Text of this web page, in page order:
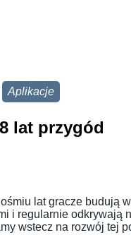
Aplikacje
lat przygód
lat gracze budują
i regularnie odkrywają
wstecz na rozwój tej